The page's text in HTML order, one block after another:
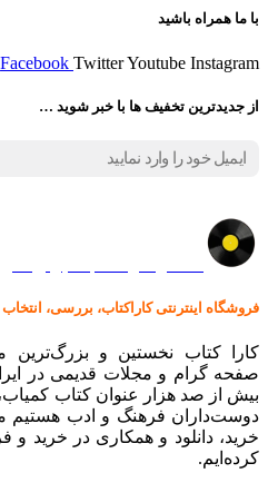
با ما همراه باشید
Facebook TwitterYoutube Instagram
از جدیدترین تخفیف ها با خبر شوید …
فروشگاه اینترنتی کاراکتاب، بررسی، انتخاب
کارا کتاب نخستین و بزرگ‌ترین
صفحه گرام و مجلات قدیمی در
بیش از صد هزار عنوان کتاب
خرید، دانلود و همکاری در خرید
کرده‌ایم.